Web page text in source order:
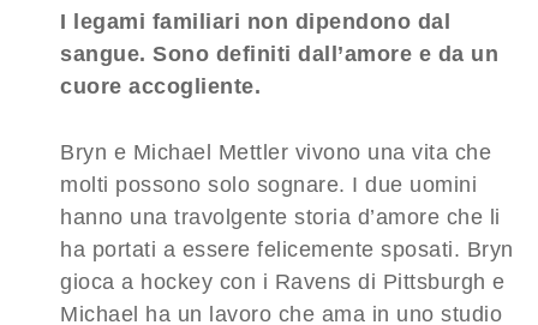
I legami familiari non dipendono dal
sangue. Sono definiti dall’amore e da un
cuore accogliente.
Bryn e Michael Mettler vivono una vita che
molti possono solo sognare. I due uomini
hanno una travolgente storia d’amore che li
ha portati a essere felicemente sposati. Bryn
gioca a hockey con i Ravens di Pittsburgh e
Michael ha un lavoro che ama in uno studio